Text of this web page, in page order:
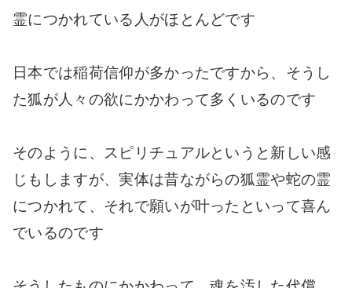
霊につかれている人がほとんどです
日本では稲荷信仰が多かったですから、そうし
た狐が人々の欲にかかわって多くいるのです
そのように、スピリチュアルというと新しい感
じもしますが、実体は昔ながらの狐霊や蛇の霊
につかれて、それで願いが叶ったといって喜ん
でいるのです